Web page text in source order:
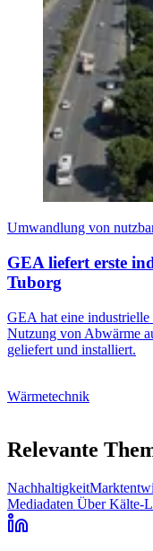
Umwandlung von
GEA liefert erste
Tuborg
GEA hat eine
Nutzung von Abwärme
geliefert und installiert.
Wärmetechnik
Relevante
Nachhaltigkeit
Mediadaten Über Kälte-